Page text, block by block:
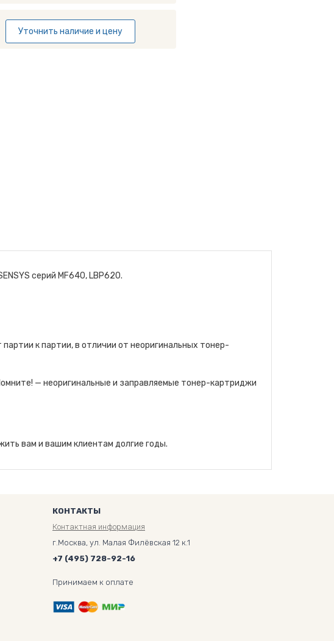
Уточнить наличие и цену
серий MF640, LBP620.
к партии, в отличии от неоригинальных тонер-
— неоригинальные и заправляемые тонер-картриджи
вам и вашим клиентам долгие годы.
КОНТАКТЫ
Контактная информация
г.Москва, ул. Малая Филёвская 12 к.1
+7 (495) 728-92-16
Принимаем к оплате